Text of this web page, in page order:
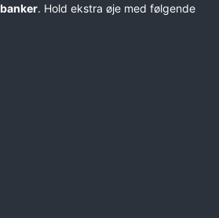
banker. Hold ekstra øje med følgende